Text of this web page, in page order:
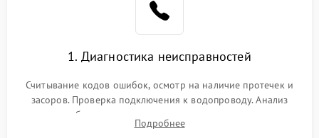
1. Диагностика неисправностей
Считывание кодов ошибок, осмотр на наличие протечек и
засоров. Проверка подключения к водопроводу. Анализ
жалоб на отсутствие слива, нагрева, вращения
разбрызгивателей или срабатывание системы защиты
Подробнее